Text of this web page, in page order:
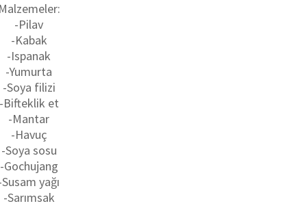
Malzemeler:
-Pilav
-Kabak
-Ispanak
-Yumurta
-Soya filizi
-Bifteklik et
-Mantar
-Havuç
-Soya sosu
-Gochujang
yağı
-Sarımsak